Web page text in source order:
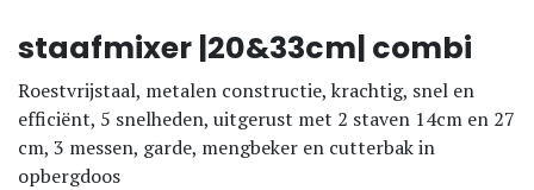
staafmixer |20&33cm| combi
Roestvrijstaal, metalen constructie, krachtig, snel en
efficiënt, 5 snelheden, uitgerust met 2 staven 14cm en 27
cm, 3 messen, garde, mengbeker en cutterbak in
opbergdoos